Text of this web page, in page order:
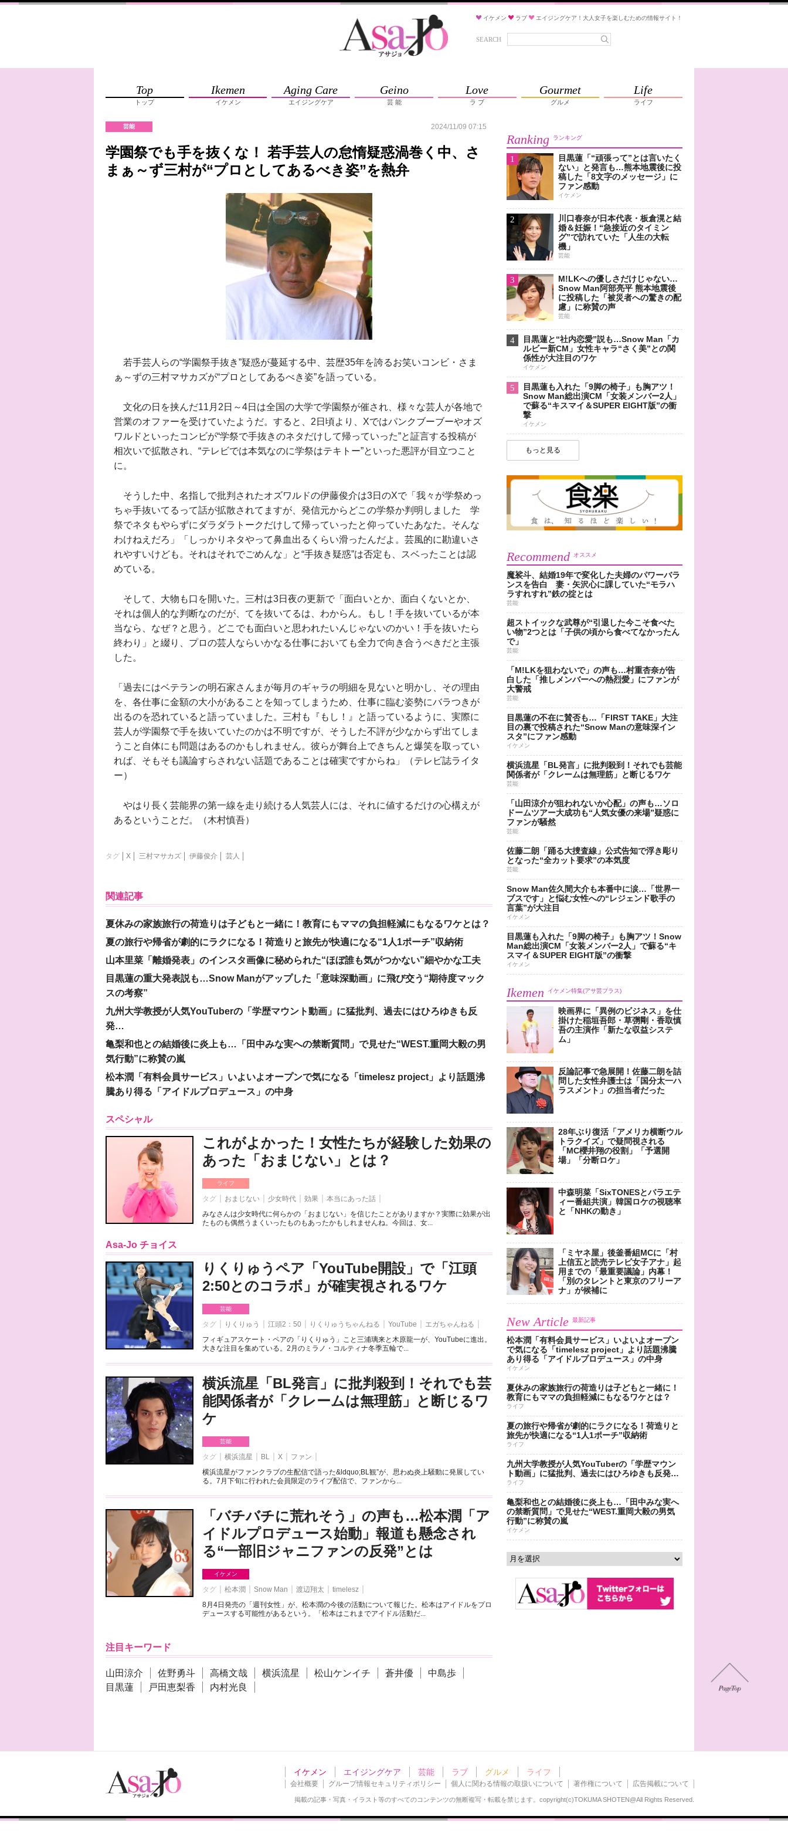
イケメン ラブ エイジングケア！大人女子を楽しむための情報サイト！
SEARCH
Top
トップ
Ikemen
イケメン
Aging Care
エイジングケア
Geino
芸 能
Love
ラ ブ
Gourmet
グルメ
Life
ライフ
芸能 2024/11/09 07:15
学園祭でも手を抜くな！ 若手芸人の怠惰疑惑渦巻く中、さ
まぁ～ず三村が“プロとしてあるべき姿”を熱弁
若手芸人らの“学園祭手抜き”疑惑が蔓延する中、芸歴35年を誇るお笑いコンビ・さま
ぁ～ずの三村マサカズが“プロとしてあるべき姿”を語っている。
文化の日を挟んだ11月2日～4日は全国の大学で学園祭が催され、様々な芸人が各地で
営業のオファーを受けていたようだ。すると、2日頃より、Xではパンクブーブーやオズ
ワルドといったコンビが“学祭で手抜きのネタだけして帰っていった”と証言する投稿が
相次いで拡散され、“テレビでは本気なのに学祭はテキトー”といった悪評が目立つこと
に。
そうした中、名指しで批判されたオズワルドの伊藤俊介は3日のXで「我々が学祭めっ
ちゃ手抜いてるって話が拡散されてますが、発信元からどこの学祭か判明しました 学
祭でネタもやらずにダラダラトークだけして帰っていったと仰っていたあなた。そんな
わけねえだろ」「しっかりネタやって鼻血出るくらい滑ったんだよ。芸風的に勘違いさ
れやすいけども。それはそれでごめんな」と“手抜き疑惑”は否定も、スベったことは認
めている。
そして、大物も口を開いた。三村は3日夜の更新で「面白いとか、面白くないとか、
それは個人的な判断なのだが、てを抜いてるは、わからん。もし！手を抜いているが本
当なら、なぜ？と思う。どこでも面白いと思われたいんじゃないのかい！手を抜いたら
終わり」と綴り、プロの芸人ならいかなる仕事においても全力で向き合うべきだと主張
した。
「過去にはベテランの明石家さんまが毎月のギャラの明細を見ないと明かし、その理由
を、各仕事に金額の大小があることを知ってしまうため、仕事に臨む姿勢にバラつきが
出るのを恐れていると語っていました。三村も『もし！』と語っているように、実際に
芸人が学園祭で手を抜いていたのかは不明ですが、そうした不評が少なからず出てしま
うこと自体にも問題はあるのかもしれません。彼らが舞台上できちんと爆笑を取ってい
れば、そもそも議論すらされない話題であることは確実ですからね」（テレビ誌ライタ
ー）
やはり長く芸能界の第一線を走り続ける人気芸人には、それに値するだけの心構えが
あるということだ。（木村慎吾）
タグ X 三村マサカズ 伊藤俊介 芸人
関連記事
夏休みの家族旅行の荷造りは子どもと一緒に！教育にもママの負担軽減にもなるワケとは？
夏の旅行や帰省が劇的にラクになる！荷造りと旅先が快適になる“1人1ポーチ”収納術
山本里菜「離婚発表」のインスタ画像に秘められた“ほぼ誰も気がつかない”細やかな工夫
目黒蓮の重大発表説も…Snow Manがアップした「意味深動画」に飛び交う“期待度マック
スの考察”
九州大学教授が人気YouTuberの「学歴マウント動画」に猛批判、過去にはひろゆきも反
発…
亀梨和也との結婚後に炎上も…「田中みな実への禁断質問」で見せた“WEST.重岡大毅の男
気行動”に称賛の嵐
松本潤「有料会員サービス」いよいよオープンで気になる「timelesz project」より話題沸
騰あり得る「アイドルプロデュース」の中身
スペシャル
これがよかった！女性たちが経験した効果の
あった「おまじない」とは？
ライフ
タグ おまじない 少女時代 効果
本当にあった話
みなさんは少女時代に何らかの「おまじない」を信じたことがありますか？実際に効果が出
たものも偶然うまくいったものもあったかもしれませんね。今回は、女...
Asa-Jo チョイス
りくりゅうペア「YouTube開設」で「江頭
2:50とのコラボ」が確実視されるワケ
芸能
タグ りくりゅう 江頭2：50 りくりゅうちゃんねる YouTube
エガちゃんねる
フィギュアスケート・ペアの「りくりゅう」こと三浦璃来と木原龍一が、YouTubeに進出。
大きな注目を集めている。2月のミラノ・コルティナ冬季五輪で...
横浜流星「BL発言」に批判殺到！それでも芸
能関係者が「クレームは無理筋」と断じるワ
ケ
芸能
タグ 横浜流星 BL X
ファン
横浜流星がファンクラブの生配信で語った&ldquo;BL観”が、思わぬ炎上騒動に発展してい
る。7月下旬に行われた会員限定のライブ配信で、ファンから...
「バチバチに荒れそう」の声も…松本潤「ア
イドルプロデュース始動」報道も懸念され
る“一部旧ジャニファンの反発”とは
イケメン
タグ 松本潤 Snow Man 渡辺翔太
timelesz
8月4日発売の「週刊女性」が、松本潤の今後の活動について報じた。松本はアイドルをプロ
デュースする可能性があるという。「松本はこれまでアイドル活動だ...
注目キーワード
山田涼介 佐野勇斗 高橋文哉 横浜流星 松山ケンイチ 蒼井優
中島歩
目黒蓮
戸田恵梨香 内村光良
Ranking ランキング
1
目黒蓮「“頑張って”とは言いたく
ない」と発言も…熊本地震後に投
稿した「8文字のメッセージ」に
ファン感動
イケメン
2
川口春奈が日本代表・板倉滉と結
婚＆妊娠！“急接近のタイミン
グ”で訪れていた「人生の大転
機」
芸能
3
M!LKへの優しさだけじゃない…
Snow Man阿部亮平 熊本地震後
に投稿した「被災者への驚きの配
慮」に称賛の声
芸能
4
目黒蓮と“社内恋愛”説も…Snow Man「カ
ルビー新CM」女性キャラ“さく美”との関
係性が大注目のワケ
イケメン
5
目黒蓮も入れた「9脚の椅子」も胸アツ！
Snow Man総出演CM「女装メンバー2人」
で蘇る“キスマイ＆SUPER EIGHT版”の衝
撃
イケメン
もっと見る
Recommend オススメ
魔裟斗、結婚19年で変化した夫婦のパワーバラ
ンスを告白 妻・矢沢心に課していた“モラハ
ラすれすれ”鉄の掟とは
芸能
超ストイックな武尊が“引退した今こそ食べた
い物”2つとは「子供の頃から食べてなかったん
で」
芸能
「M!LKを狙わないで」の声も…村重杏奈が告
白した「推しメンバーへの熱烈愛」にファンが
大警戒
芸能
目黒蓮の不在に賛否も…「FIRST TAKE」大注
目の裏で投稿された“Snow Manの意味深イン
スタ”にファン感動
イケメン
横浜流星「BL発言」に批判殺到！それでも芸能
関係者が「クレームは無理筋」と断じるワケ
芸能
「山田涼介が狙われないか心配」の声も…ソロ
ドームツアー大成功も“人気女優の来場”疑惑に
ファンが騒然
芸能
佐藤二朗「踊る大捜査線」公式告知で浮き彫り
となった“全カット要求”の本気度
芸能
Snow Man佐久間大介も本番中に涙…「世界一
ブスです」と悩む女性への“レジェンド歌手の
言葉”が大注目
イケメン
目黒蓮も入れた「9脚の椅子」も胸アツ！Snow
Man総出演CM「女装メンバー2人」で蘇る“キ
スマイ＆SUPER EIGHT版”の衝撃
イケメン
Ikemen イケメン特集(アサ芸プラス)
映画界に「異例のビジネス」を仕
掛けた稲垣吾郎・草彅剛・香取慎
吾の主演作「新たな収益システ
ム」
反論記事で急展開！佐藤二朗を詰
問した女性弁護士は「国分太一ハ
ラスメント」の担当者だった
28年ぶり復活「アメリカ横断ウル
トラクイズ」で疑問視される
「MC櫻井翔の役割」「予選開
場」「分断ロケ」
中森明菜「SixTONESとバラエテ
ィー番組共演」韓国ロケの視聴率
と「NHKの動き」
「ミヤネ屋」後釜番組MCに「村
上信五と読売テレビ女子アナ」起
用までの「最重要議論」内幕！
「別のタレントと東京のフリーア
ナ」が候補に
New Article 最新記事
松本潤「有料会員サービス」いよいよオープン
で気になる「timelesz project」より話題沸騰
あり得る「アイドルプロデュース」の中身
イケメン
夏休みの家族旅行の荷造りは子どもと一緒に！
教育にもママの負担軽減にもなるワケとは？
ライフ
夏の旅行や帰省が劇的にラクになる！荷造りと
旅先が快適になる“1人1ポーチ”収納術
ライフ
九州大学教授が人気YouTuberの「学歴マウン
ト動画」に猛批判、過去にはひろゆきも反発…
ライフ
亀梨和也との結婚後に炎上も…「田中みな実へ
の禁断質問」で見せた“WEST.重岡大毅の男気
行動”に称賛の嵐
イケメン
イケメン エイジングケア 芸能 ラブ グルメ ライフ
会社概要 グループ情報セキュリティポリシー 個人に関わる情報の取扱いについて 著作権について 広告掲載について
掲載の記事・写真・イラスト等のすべてのコンテンツの無断複写・転載を禁じます。 copyright(c)TOKUMA SHOTEN@All Rights Reserved.